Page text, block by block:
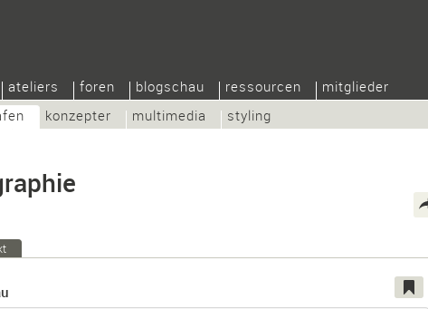
konzepter multimedia styling
ateliers foren blogschau ressourcen mitglieder